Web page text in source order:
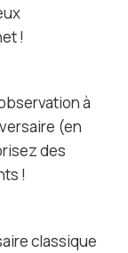
!
à
(en
des
!
classique